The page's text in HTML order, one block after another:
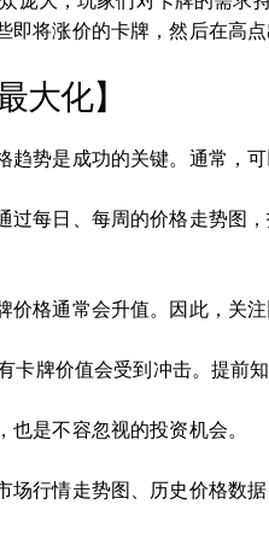
将涨价的卡牌，然后在高点
大化】
势是成功的关键。通常，可
每日、每周的价格走势图
格通常会升值。因此，关注
牌价值会受到冲击。提前
是不容忽视的投资机会。
行情走势图、历史价格数